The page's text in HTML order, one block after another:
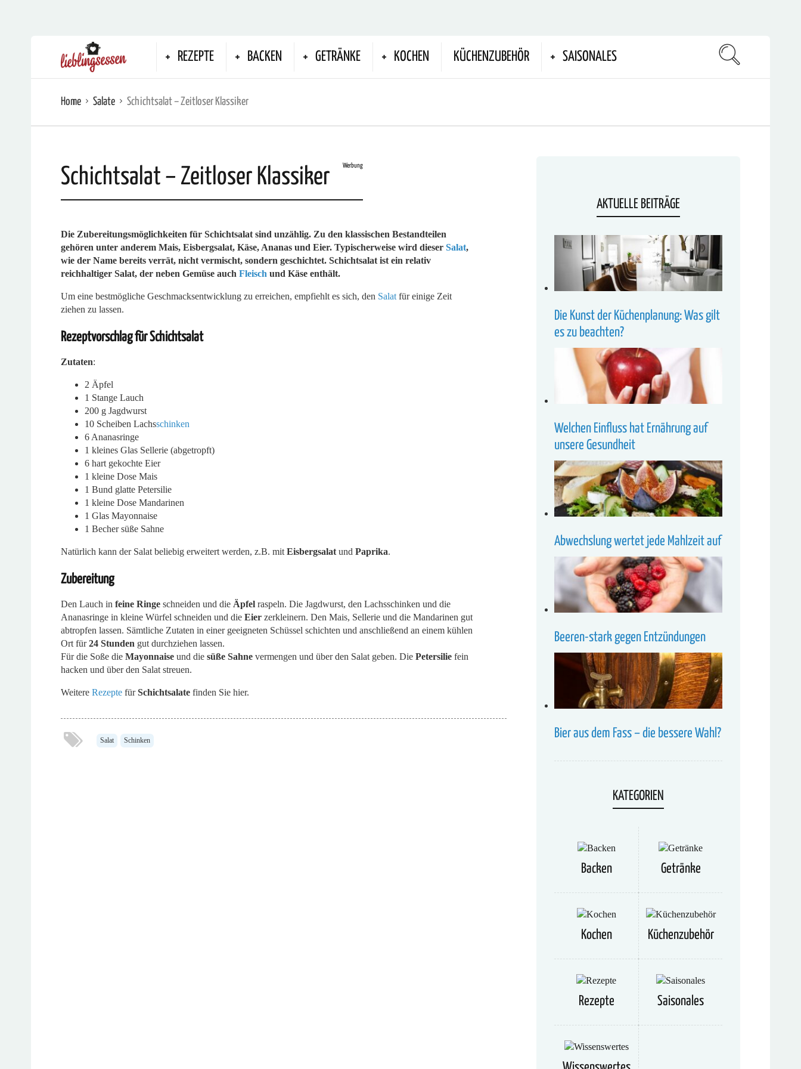
REZEPTE BACKEN GETRÄNKE KOCHEN KÜCHENZUBEHÖR SAISONALES
Home Salate Schichtsalat – Zeitloser Klassiker
Schichtsalat – Zeitloser Klassiker Werbung
Die Zubereitungsmöglichkeiten für Schichtsalat sind unzählig. Zu den klassischen Bestandteilen
gehören unter anderem Mais, Eisbergsalat, Käse, Ananas und Eier. Typischerweise wird dieser Salat,
wie der Name bereits verrät, nicht vermischt, sondern geschichtet. Schichtsalat ist ein relativ
reichhaltiger Salat, der neben Gemüse auch Fleisch und Käse enthält.
Um eine bestmögliche Geschmacksentwicklung zu erreichen, empfiehlt es sich, den Salat für einige Zeit
ziehen zu lassen.
Rezeptvorschlag für Schichtsalat
Zutaten:
2 Äpfel
1 Stange Lauch
200 g Jagdwurst
10 Scheiben Lachsschinken
6 Ananasringe
1 kleines Glas Sellerie (abgetropft)
6 hart gekochte Eier
1 kleine Dose Mais
1 Bund glatte Petersilie
1 kleine Dose Mandarinen
1 Glas Mayonnaise
1 Becher süße Sahne
Natürlich kann der Salat beliebig erweitert werden, z.B. mit Eisbergsalat und Paprika.
Zubereitung
Den Lauch in feine Ringe schneiden und die Äpfel raspeln. Die Jagdwurst, den Lachsschinken und die
Ananasringe in kleine Würfel schneiden und die Eier zerkleinern. Den Mais, Sellerie und die Mandarinen gut
abtropfen lassen. Sämtliche Zutaten in einer geeigneten Schüssel schichten und anschließend an einem kühlen
Ort für24 Stunden gut durchziehen lassen.
Für die Soße die Mayonnaise und die süße Sahne vermengen und über den Salat geben. Die Petersilie fein
hacken und über den Salat streuen.
Weitere Rezepte fürSchichtsalate finden Sie hier.
Salat Schinken
AKTUELLE BEITRÄGE
Die Kunst der Küchenplanung: Was gilt
es zu beachten?
Welchen Einfluss hat Ernährung auf
unsere Gesundheit
Abwechslung wertet jede Mahlzeit auf
Beeren-stark gegen Entzündungen
Bier aus dem Fass – die bessere Wahl?
KATEGORIEN
Backen Getränke
Kochen Küchenzubehör
Rezepte Saisonales